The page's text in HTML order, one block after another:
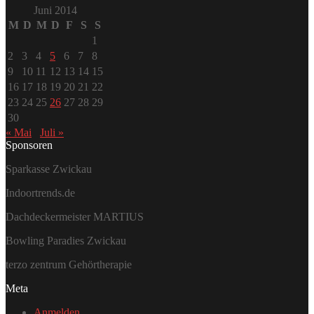
Juni 2014
M D M D F S
S
1
2
3 4 5 6 7
8
9
10 11 12 13 14 15
16 17 18 19 20 21 22
23 24 25 26 27 28 29
30
« Mai
Juli »
Sponsoren
Sparkasse Zwickau
Indoortrends.de
Dachdeckermeister MARTIUS
Bowling Paradies Zwickau
terzo zentrum Gehörtherapie
Meta